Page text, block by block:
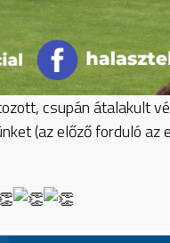
csupán átalakult
(az előző forduló